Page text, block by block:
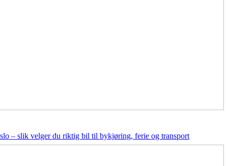
– slik velger du riktig bil til bykjøring, ferie og transport